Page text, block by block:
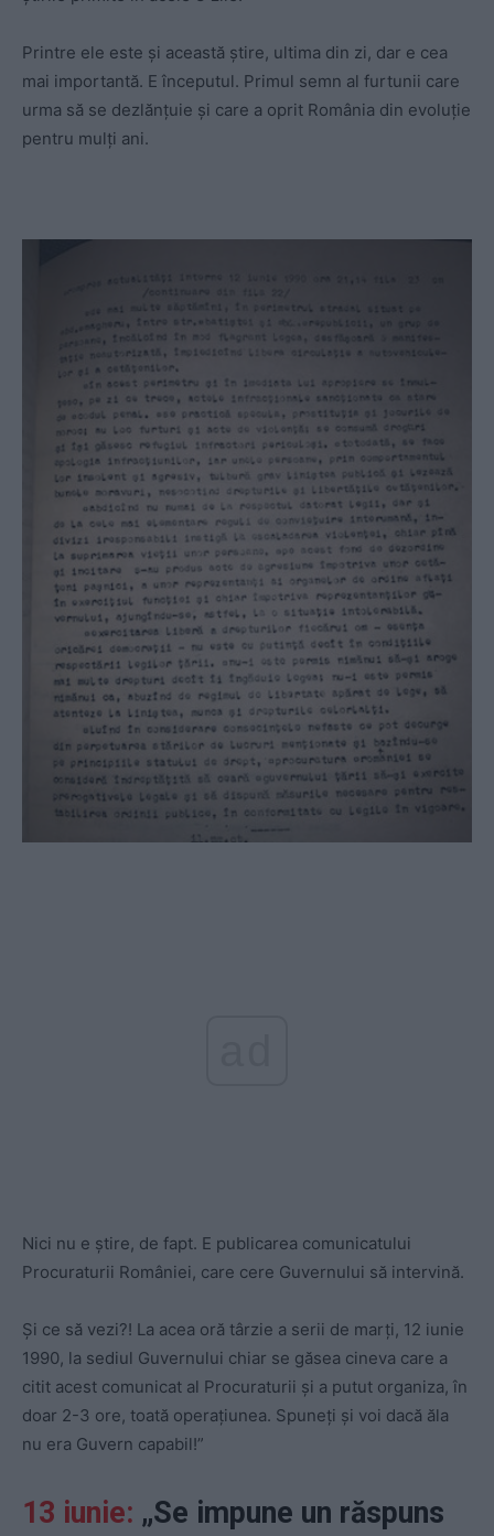
Printre ele este și această știre, ultima din zi, dar e cea
mai importantă. E începutul. Primul semn al furtunii care
urma să se dezlănțuie și care a oprit România din evoluție
pentru mulți ani.
Nici nu e știre, de fapt. E publicarea comunicatului
Procuraturii României, care cere Guvernului să intervină.
Și ce să vezi?! La acea oră târzie a serii de marți, 12 iunie
1990, la sediul Guvernului chiar se găsea cineva care a
citit acest comunicat al Procuraturii și a putut organiza, în
doar 2-3 ore, toată operațiunea. Spuneți și voi dacă ăla
nu era Guvern capabil!”
13 iunie: „Se impune un răspuns